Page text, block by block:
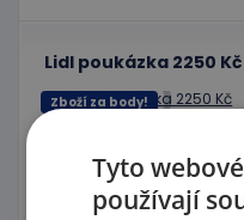
Lidl poukázka 2250 Kč
Zboží za body!
Předpokládaný termín
dodání:do 20 dnů
bodová hodnota:136150
Tyto
používají